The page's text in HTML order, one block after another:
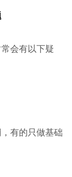
会有以下疑
有的只做基础